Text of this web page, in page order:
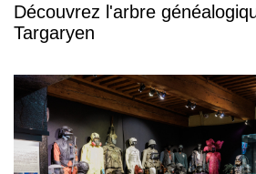
Découvrez l'arbre
Targaryen